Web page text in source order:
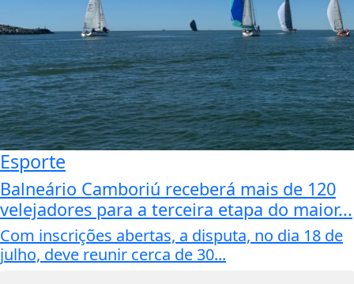
Esporte
Balneário Camboriú receberá mais de 120
velejadores para a terceira etapa do maior...
Com inscrições abertas, a disputa, no dia 18 de
julho, deve reunir cerca de 30...